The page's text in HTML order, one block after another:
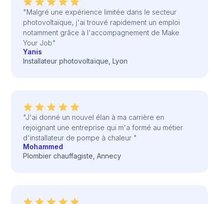
"Malgré une expérience limitée dans le secteur
photovoltaïque, j'ai trouvé rapidement un emploi
notamment grâce à l'accompagnement de Make
Your Job"
Yanis
Installateur photovoltaïque, Lyon
"J'ai donné un nouvel élan à ma carrière en
rejoignant une entreprise qui m'a formé au métier
d'installateur de pompe à chaleur "
Mohammed
Plombier chauffagiste, Annecy